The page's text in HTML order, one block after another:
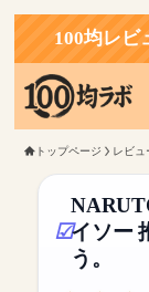
均レビュー会
トップページ レビュ
イソー
う。